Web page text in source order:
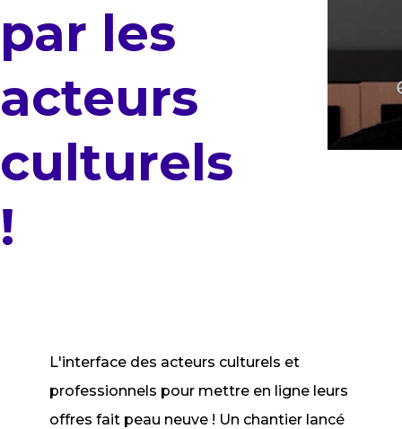
par les
acteurs
culturels
!
L'interface des acteurs culturels et
professionnels pour mettre en ligne leurs
offres fait peau neuve ! Un chantier lancé